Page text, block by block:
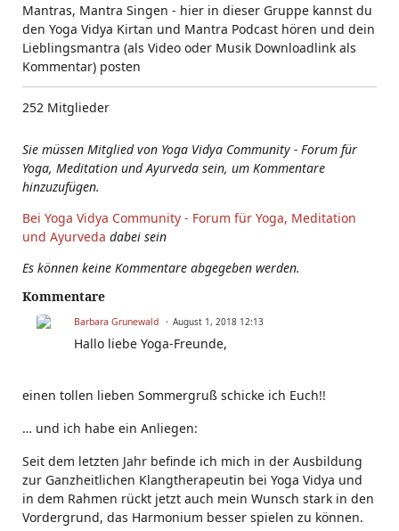
Mantras, Mantra Singen - hier in dieser Gruppe kannst du
den Yoga Vidya Kirtan und Mantra Podcast hören und dein
Lieblingsmantra (als Video oder Musik Downloadlink als
Kommentar) posten
252 Mitglieder
Sie müssen Mitglied von Yoga Vidya Community - Forum für
Yoga, Meditation und Ayurveda sein, um Kommentare
hinzuzufügen.
Bei Yoga Vidya Community - Forum für Yoga, Meditation
und Ayurveda dabei sein
Es können keine Kommentare abgegeben werden.
Kommentare
Barbara Grunewald August 1, 2018 12:13
Hallo liebe Yoga-Freunde,
einen tollen lieben Sommergruß schicke ich Euch!!
… und ich habe ein Anliegen:
Seit dem letzten Jahr befinde ich mich in der Ausbildung
zur Ganzheitlichen Klangtherapeutin bei Yoga Vidya und
in dem Rahmen rückt jetzt auch mein Wunsch stark in den
Vordergrund, das Harmonium besser spielen zu können.